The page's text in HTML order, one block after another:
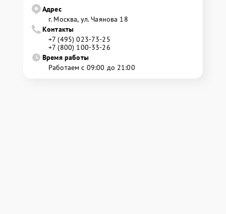
Адрес
г. Москва, ул. Чаянова 18
Контакты
+7 (495) 023-73-25
+7 (800) 100-33-26
Время работы
Работаем с 09:00 до 21:00